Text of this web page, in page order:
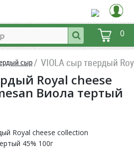
0
сыр VIOLA сыр твердый
Royal cheese
Виола тертый